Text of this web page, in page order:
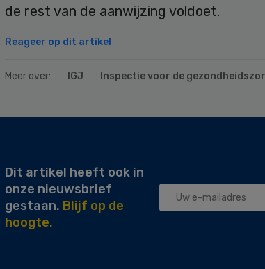
de rest van de aanwijzing voldoet.
Reageer op dit artikel
Meer over: IGJ Inspectie voor de
Dit artikel heeft ook in
onze nieuwsbrief
gestaan. Blijf op de
hoogte.